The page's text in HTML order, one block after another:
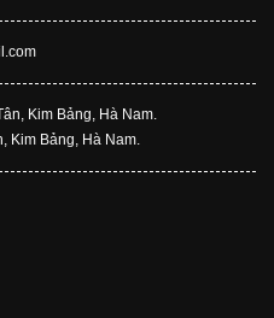
Kim Bảng, Hà Nam.
Kim Bảng, Hà Nam.